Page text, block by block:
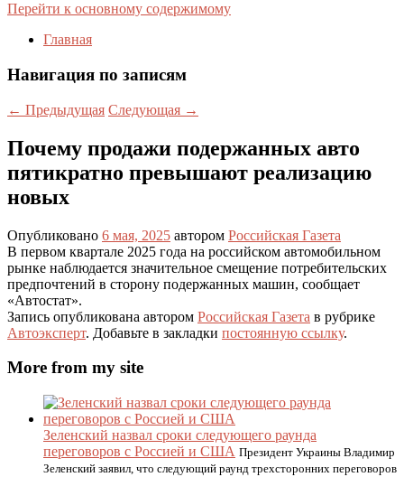
Перейти к основному содержимому
Главная
Навигация по записям
← Предыдущая Следующая →
Почему продажи подержанных авто
пятикратно превышают реализацию
новых
Опубликовано 6 мая, 2025 автором Российская Газета
В первом квартале 2025 года на российском автомобильном
рынке наблюдается значительное смещение потребительских
предпочтений в сторону подержанных машин, сообщает
«Автостат».
Запись опубликована автором Российская Газета в рубрике
Автоэксперт. Добавьте в закладки постоянную ссылку.
More from my site
Зеленский назвал сроки следующего раунда
переговоров с Россией и США Президент Украины Владимир
Зеленский заявил, что следующий раунд трехсторонних переговоров